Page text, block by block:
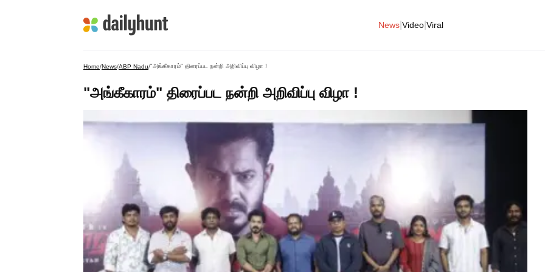
News Video Viral
Home/News/ABP Nadu/"அங்கீகாரம்" திரைப்பட நன்றி அறிவிப்பு விழா !
"அங்கீகாரம்" திரைப்பட நன்றி அறிவிப்பு விழா !